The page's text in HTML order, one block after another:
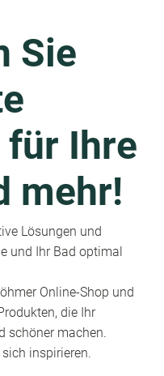
Sie
für Ihre
mehr!
Lösungen und
und Ihr Bad optimal
Online-Shop und
die Ihr
schöner machen.
inspirieren.